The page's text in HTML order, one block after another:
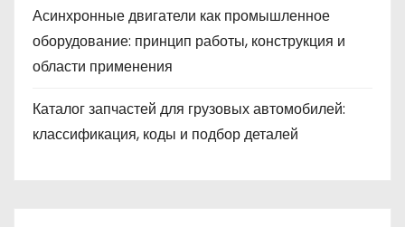
Асинхронные двигатели как промышленное
оборудование: принцип работы, конструкция и
области применения
Каталог запчастей для грузовых автомобилей:
классификация, коды и подбор деталей